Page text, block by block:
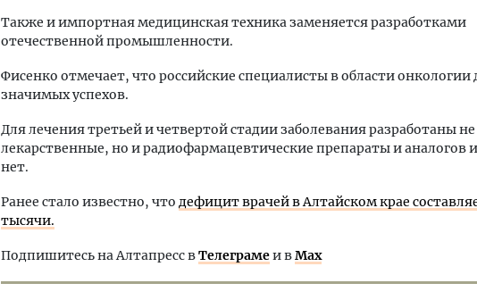
Также и импортная медицинская техника заменяется разработками
отечественной промышленности.
Фисенко отмечает, что российские специалисты в области онкологии
значимых успехов.
Для лечения третьей и четвертой стадии заболевания разработаны
лекарственные, но и радиофармацевтические препараты и аналогов
нет.
Ранее стало известно, что дефицит врачей в Алтайском крае
тысячи.
Подпишитесь на Алтапресс вТелеграмеи вMax